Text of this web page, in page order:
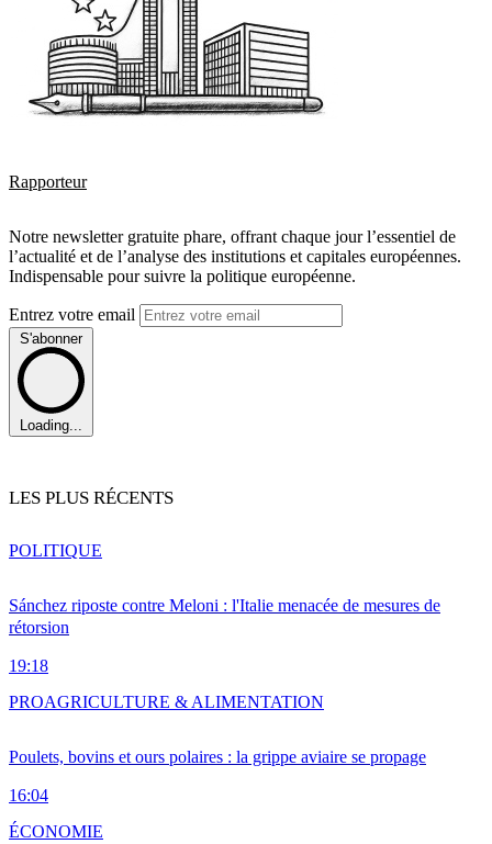
Rapporteur
Notre newsletter gratuite phare, offrant chaque jour l’essentiel de
l’actualité et de l’analyse des institutions et capitales européennes.
Indispensable pour suivre la politique européenne.
Entrez votre email
S'abonner
Loading...
LES PLUS RÉCENTS
Sánchez riposte contre Meloni : l'Italie menacée de mesures de
rétorsion
19:18
POLITIQUE
Poulets, bovins et ours polaires : la grippe aviaire se propage
16:04
PROAGRICULTURE & ALIMENTATION
ÉCONOMIE